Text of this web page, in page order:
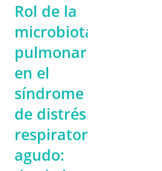
Rol de la
microbiota
pulmonar
en el
síndrome
de distrés
respiratorio
agudo: